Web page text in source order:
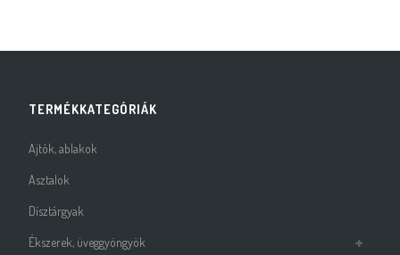
TERMÉKKATEGÓRIÁK
Ajtók, ablakok
Asztalok
Dísztárgyak
Ékszerek, üveggyöngyök